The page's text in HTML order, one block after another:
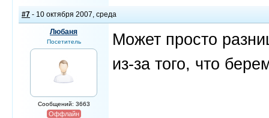
#7 - 10 октября 2007, среда
Любаня
Посетитель
Сообщений: 3663
Оффлайн
Может просто
из-за того, что